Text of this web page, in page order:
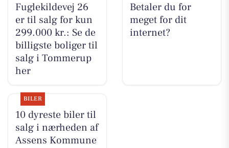
Fuglekildevej 26
er til salg for kun
299.000 kr.: Se de
billigste boliger til
salg i Tommerup
her
Betaler du for
meget for dit
internet?
BILER
10 dyreste biler til
salg i nærheden af
Assens Kommune